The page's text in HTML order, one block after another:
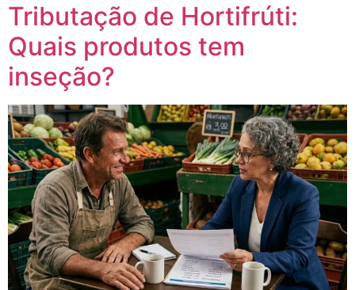
Tributação de Hortifrúti:
Quais produtos tem
inseção?